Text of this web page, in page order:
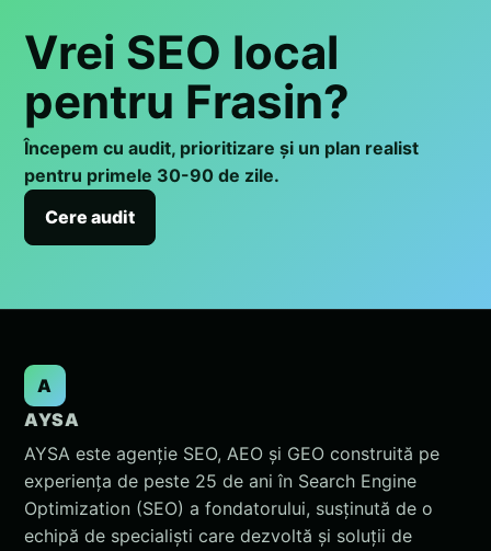
Vrei SEO local
pentru Frasin?
Începem cu audit, prioritizare și un plan realist
pentru primele 30-90 de zile.
Cere audit
A
AYSA
AYSA este agenție SEO, AEO și GEO construită pe
experiența de peste 25 de ani în Search Engine
Optimization (SEO) a fondatorului, susținută de o
echipă de specialiști care dezvoltă și soluții de